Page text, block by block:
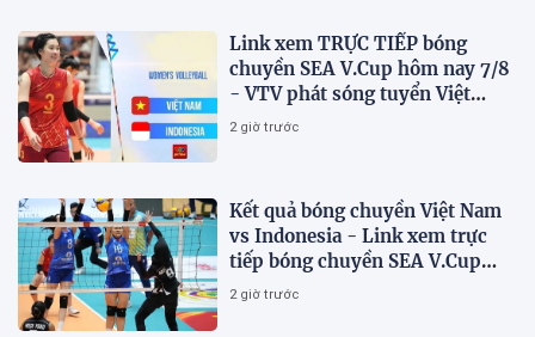
Link xem TRỰC TIẾP bóng
chuyền SEA V.Cup hôm nay 7/8
- VTV phát sóng tuyển Việt
Nam đấu Indonesia
2 giờ trước
Kết quả bóng chuyền Việt Nam
vs Indonesia - Link xem trực
tiếp bóng chuyền SEA V.Cup
2026 trên VTV
2 giờ trước